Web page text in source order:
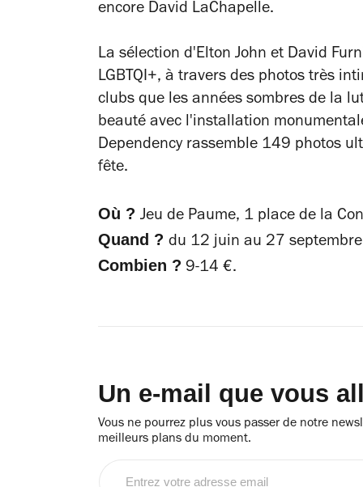
encore David LaChapelle.
La sélection d'Elton John et David
LGBTQI+, à travers des photos très
clubs que les années sombres de la
beauté avec l'installation
Dependencyrassemble 149 photos
fête.
Où ? Jeu de Paume, 1 place de la
Quand ? du 12 juin au 27
Combien ? 9-14 €.
Un e-mail que vous
Vous ne pourrez plus vous passer de notre
meilleurs plans du moment.